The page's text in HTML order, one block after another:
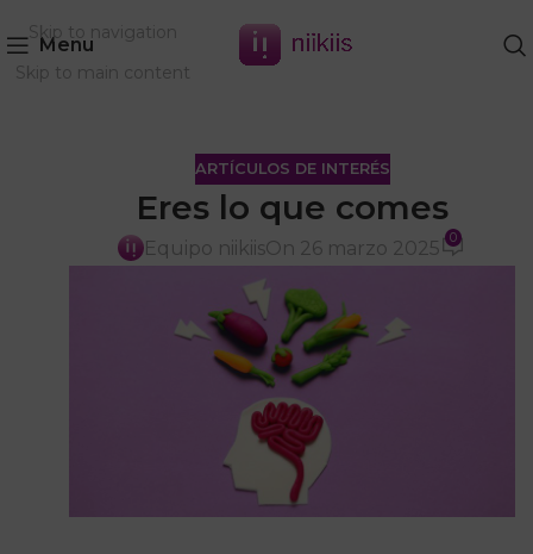
Skip to navigation
Skip to main content
Menu
ARTÍCULOS DE INTERÉS
Eres lo que comes
Equipo niikiisOn 26 marzo 2025 0